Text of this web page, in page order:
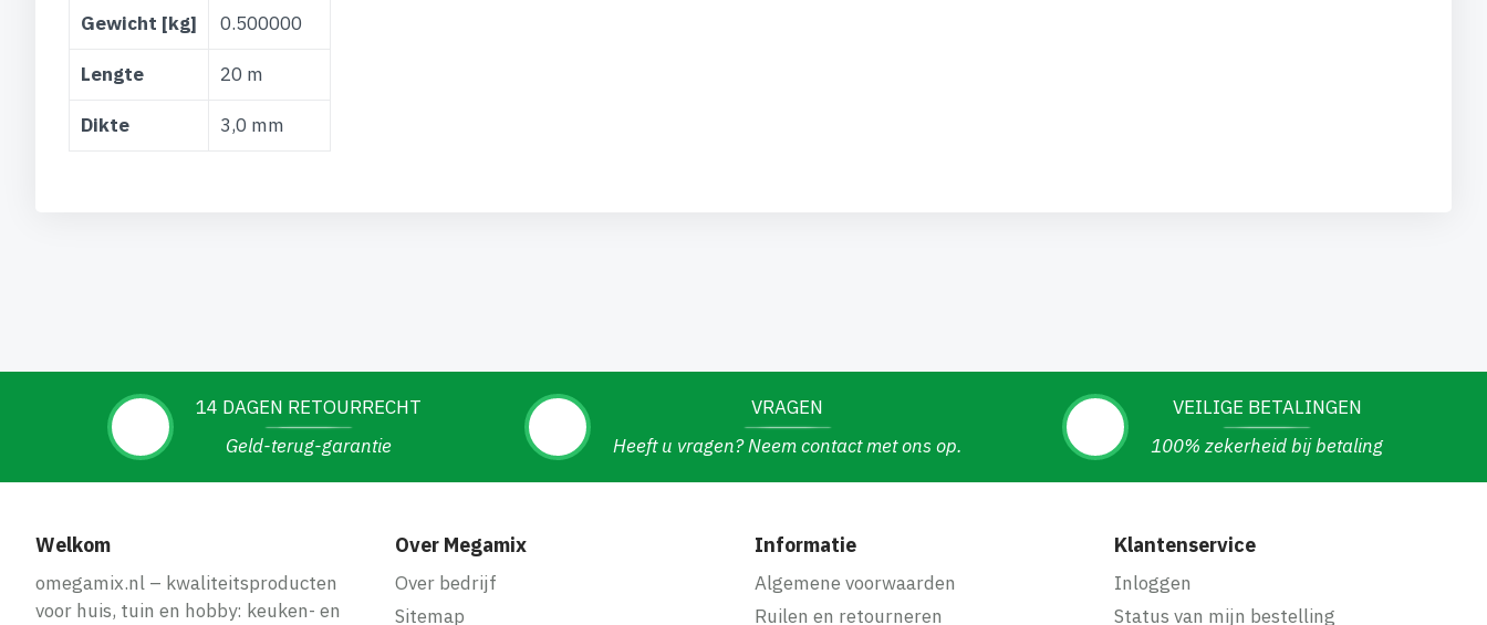
Gewicht [kg] 0.500000
Lengte 20 m
Dikte 3,0 mm
14 DAGEN RETOURRECHT
Geld-terug-garantie
VRAGEN
Heeft u vragen? Neem contact met ons op.
VEILIGE BETALINGEN
100% zekerheid bij betaling
Welkom
omegamix.nl – kwaliteitsproducten
voor huis, tuin en hobby: keuken- en
Over Megamix
Over bedrijf
Sitemap
Informatie
Algemene voorwaarden
Ruilen en retourneren
Klantenservice
Inloggen
Status van mijn bestelling